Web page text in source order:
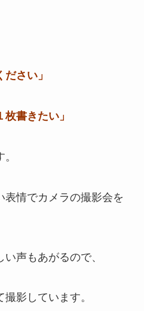
さい」
枚書きたい」
表情でカメラの撮影会を
い声もあがるので、
影しています。